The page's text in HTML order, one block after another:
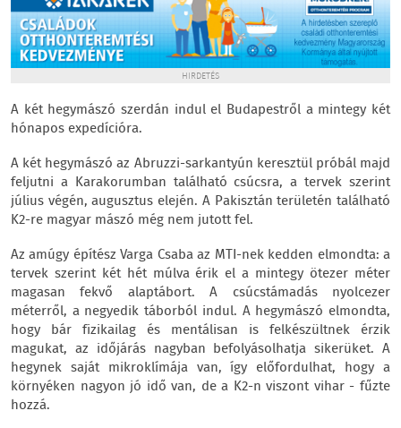
HIRDETÉS
A két hegymászó szerdán indul el Budapestről a mintegy két
hónapos expedícióra.
A két hegymászó az Abruzzi-sarkantyún keresztül próbál majd
feljutni a Karakorumban található csúcsra, a tervek szerint
július végén, augusztus elején. A Pakisztán területén található
K2-re magyar mászó még nem jutott fel.
Az amúgy építész Varga Csaba az MTI-nek kedden elmondta: a
tervek szerint két hét múlva érik el a mintegy ötezer méter
magasan fekvő alaptábort. A csúcstámadás nyolcezer
méterről, a negyedik táborból indul. A hegymászó elmondta,
hogy bár fizikailag és mentálisan is felkészültnek érzik
magukat, az időjárás nagyban befolyásolhatja sikerüket. A
hegynek saját mikroklímája van, így előfordulhat, hogy a
környéken nagyon jó idő van, de a K2-n viszont vihar - fűzte
hozzá.